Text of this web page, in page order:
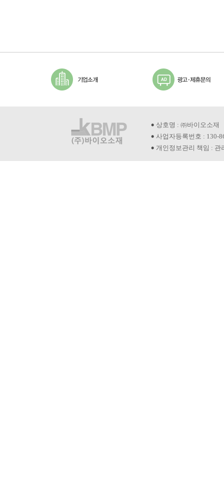
상호명 : ㈜바이오소재
사업자등록번호 : 130-
개인정보관리 책임 : 관